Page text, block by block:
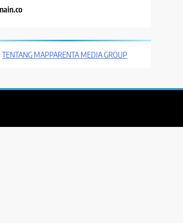
TENTANG MAPPARENTA MEDIA GROUP